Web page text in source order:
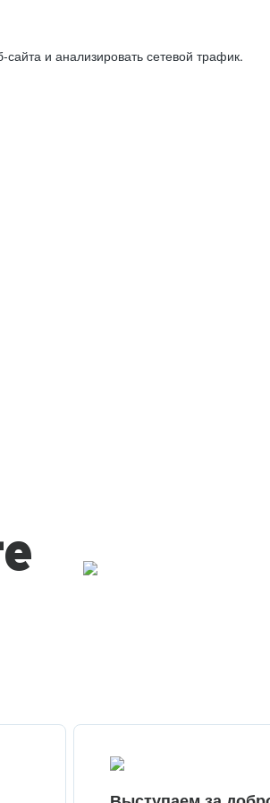
и анализировать сетевой трафик.